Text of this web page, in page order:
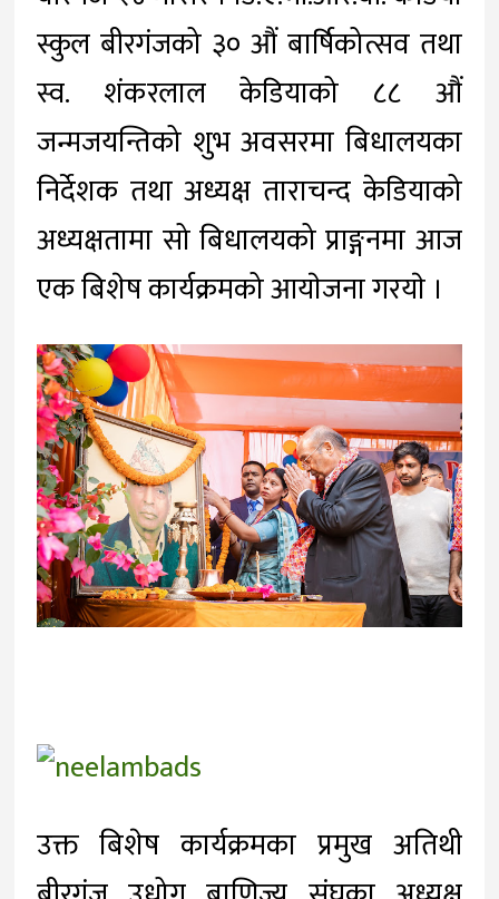
स्कुल बीरगंजको ३० औं बार्षिकोत्सव तथा
स्व. शंकरलाल केडियाको ८८ औं
जन्मजयन्तिको शुभ अवसरमा बिधालयका
निर्देशक तथा अध्यक्ष ताराचन्द केडियाको
अध्यक्षतामा सो बिधालयको प्राङ्गनमा आज
एक बिशेष कार्यक्रमको आयाेजना गरयाे ।
उक्त बिशेष कार्यक्रमका प्रमुख अतिथी